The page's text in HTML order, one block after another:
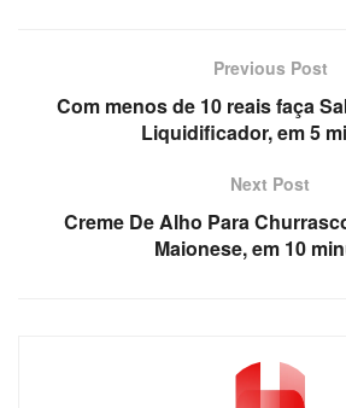
Previous Post
Com menos de 10 reais faça
Liquidificador, em 5
Next Post
Creme De Alho Para
Maionese, em 10